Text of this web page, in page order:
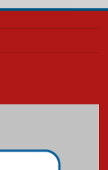
edição da Feira